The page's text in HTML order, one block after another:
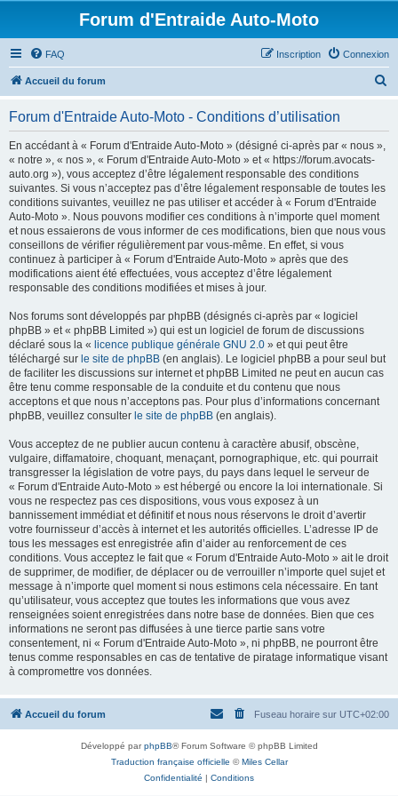
Forum d'Entraide Auto-Moto
FAQ Connexion
Inscription
Accueil du forum
Forum d'Entraide Auto-Moto - Conditions d’utilisation
En accédant à « Forum d'Entraide Auto-Moto » (désigné ci-après par « nous »,
« notre », « nos », « Forum d'Entraide Auto-Moto » et « https://forum.avocats-
auto.org »), vous acceptez d’être légalement responsable des conditions
suivantes. Si vous n’acceptez pas d’être légalement responsable de toutes les
conditions suivantes, veuillez ne pas utiliser et accéder à « Forum d'Entraide
Auto-Moto ». Nous pouvons modifier ces conditions à n’importe quel moment
et nous essaierons de vous informer de ces modifications, bien que nous vous
conseillons de vérifier régulièrement par vous-même. En effet, si vous
continuez à participer à « Forum d'Entraide Auto-Moto » après que des
modifications aient été effectuées, vous acceptez d’être légalement
responsable des conditions modifiées et mises à jour.
Nos forums sont développés par phpBB (désignés ci-après par « logiciel
phpBB » et « phpBB Limited ») qui est un logiciel de forum de discussions
déclaré sous la « licence publique générale GNU 2.0 » et qui peut être
téléchargé sur le site de phpBB (en anglais). Le logiciel phpBB a pour seul but
de faciliter les discussions sur internet et phpBB Limited ne peut en aucun cas
être tenu comme responsable de la conduite et du contenu que nous
acceptons et que nous n’acceptons pas. Pour plus d’informations concernant
phpBB, veuillez consulter le site de phpBB (en anglais).
Vous acceptez de ne publier aucun contenu à caractère abusif, obscène,
vulgaire, diffamatoire, choquant, menaçant, pornographique, etc. qui pourrait
transgresser la législation de votre pays, du pays dans lequel le serveur de
« Forum d'Entraide Auto-Moto » est hébergé ou encore la loi internationale. Si
vous ne respectez pas ces dispositions, vous vous exposez à un
bannissement immédiat et définitif et nous nous réservons le droit d’avertir
votre fournisseur d’accès à internet et les autorités officielles. L’adresse IP de
tous les messages est enregistrée afin d’aider au renforcement de ces
conditions. Vous acceptez le fait que « Forum d'Entraide Auto-Moto » ait le droit
de supprimer, de modifier, de déplacer ou de verrouiller n’importe quel sujet et
message à n’importe quel moment si nous estimons cela nécessaire. En tant
qu’utilisateur, vous acceptez que toutes les informations que vous avez
renseignées soient enregistrées dans notre base de données. Bien que ces
informations ne seront pas diffusées à une tierce partie sans votre
consentement, ni « Forum d'Entraide Auto-Moto », ni phpBB, ne pourront être
tenus comme responsables en cas de tentative de piratage informatique visant
à compromettre vos données.
Accueil du forum Fuseau horaire sur UTC+02:00
Développé parphpBB® Forum Software © phpBB Limited
Traduction française officielle ©Miles Cellar
Confidentialité | Conditions